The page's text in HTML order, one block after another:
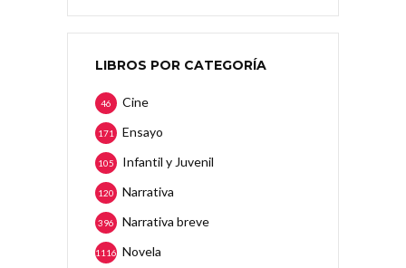
LIBROS POR CATEGORÍA
Cine
46
Ensayo
171
Infantil y Juvenil
105
Narrativa
120
Narrativa breve
396
Novela
1116